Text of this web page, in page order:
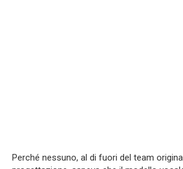
Perché nessuno, al di fuori del team